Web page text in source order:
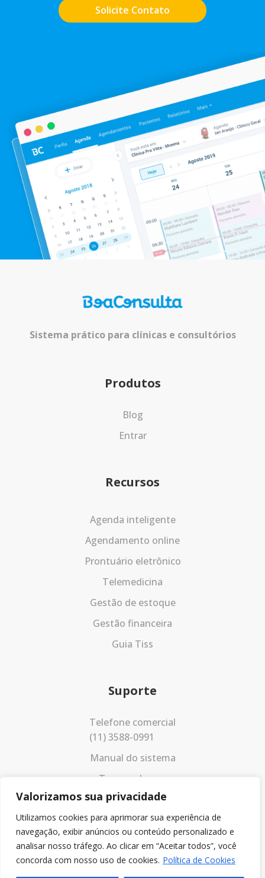
Valorizamos sua privacidade
Utilizamos cookies para aprimorar sua experiência de
navegação, exibir anúncios ou conteúdo personalizado e
analisar nosso tráfego. Ao clicar em “Aceitar todos”, você
concorda com nosso uso de cookies. Política de Cookies
Solicite Contato
Sistema prático para clínicas e consultórios
Produtos
Blog
Entrar
Recursos
Agenda inteligente
Agendamento online
Prontuário eletrônico
Telemedicina
Gestão de estoque
Gestão financeira
Guia Tiss
Suporte
Telefone comercial
(11) 3588-0991
Manual do sistema
Termos de uso
Política de privacidade